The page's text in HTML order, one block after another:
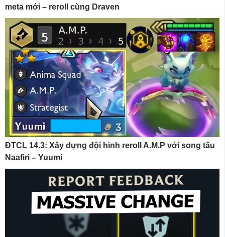
meta mới – reroll cùng Draven
ĐTCL 14.3: Xây dựng đội hình reroll A.M.P với song tấu
Naafiri – Yuumi